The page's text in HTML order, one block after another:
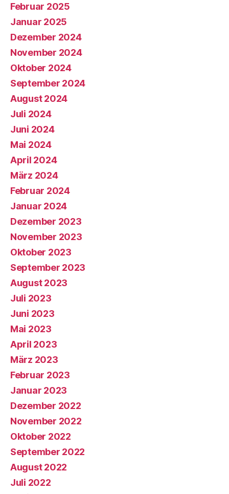
Februar 2025
Januar 2025
Dezember 2024
November 2024
Oktober 2024
September 2024
August 2024
Juli 2024
Juni 2024
Mai 2024
April 2024
März 2024
Februar 2024
Januar 2024
Dezember 2023
November 2023
Oktober 2023
September 2023
August 2023
Juli 2023
Juni 2023
Mai 2023
April 2023
März 2023
Februar 2023
Januar 2023
Dezember 2022
November 2022
Oktober 2022
September 2022
August 2022
Juli 2022